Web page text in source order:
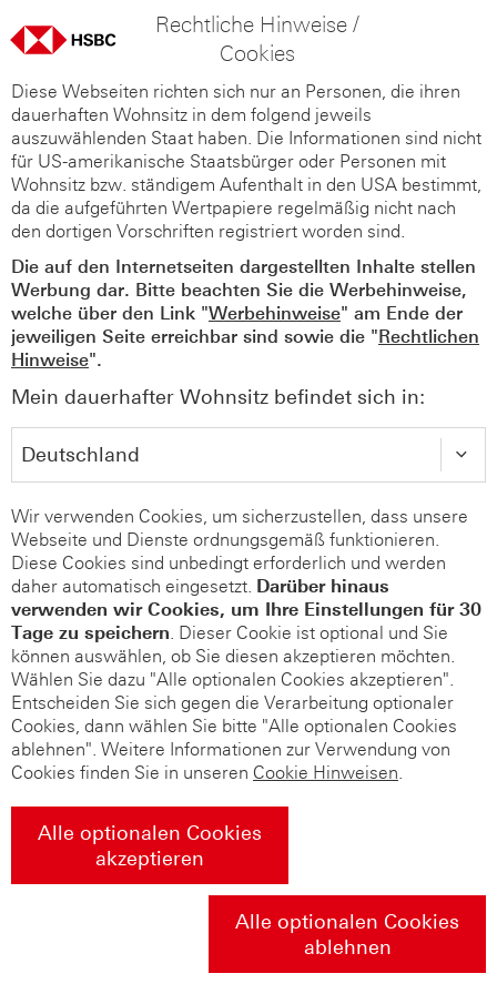
Rechtliche Hinweise /
Cookies
Diese Webseiten richten sich nur an Personen, die ihren
dauerhaften Wohnsitz in dem folgend jeweils
auszuwählenden Staat haben. Die Informationen sind nicht
für US-amerikanische Staatsbürger oder Personen mit
Wohnsitz bzw. ständigem Aufenthalt in den USA bestimmt,
da die aufgeführten Wertpapiere regelmäßig nicht nach
den dortigen Vorschriften registriert worden sind.
Die auf den Internetseiten dargestellten Inhalte stellen
Werbung dar. Bitte beachten Sie die Werbehinweise,
welche über den Link "Werbehinweise" am Ende der
jeweiligen Seite erreichbar sind sowie die "Rechtlichen
Hinweise".
Mein dauerhafter Wohnsitz befindet sich in:
Wir verwenden Cookies, um sicherzustellen, dass unsere
Webseite und Dienste ordnungsgemäß funktionieren.
Diese Cookies sind unbedingt erforderlich und werden
daher automatisch eingesetzt. Darüber hinaus
verwenden wir Cookies, um Ihre Einstellungen für 30
Tage zu speichern. Dieser Cookie ist optional und Sie
können auswählen, ob Sie diesen akzeptieren möchten.
Wählen Sie dazu "Alle optionalen Cookies akzeptieren".
Entscheiden Sie sich gegen die Verarbeitung optionaler
Cookies, dann wählen Sie bitte "Alle optionalen Cookies
ablehnen". Weitere Informationen zur Verwendung von
Cookies finden Sie in unseren Cookie Hinweisen.
Alle optionalen Cookies
akzeptieren
Alle optionalen Cookies
ablehnen